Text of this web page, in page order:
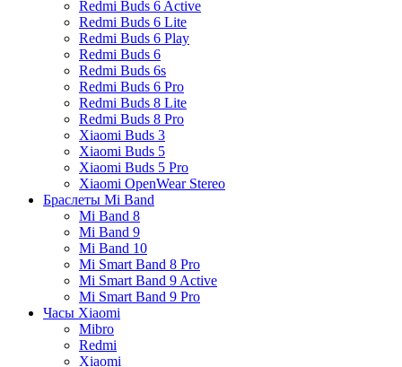
Redmi Buds 6 Active
Redmi Buds 6 Lite
Redmi Buds 6 Play
Redmi Buds 6
Redmi Buds 6s
Redmi Buds 6 Pro
Redmi Buds 8 Lite
Redmi Buds 8 Pro
Xiaomi Buds 3
Xiaomi Buds 5
Xiaomi Buds 5 Pro
Xiaomi OpenWear Stereo
Браслеты Mi Band
Mi Band 8
Mi Band 9
Mi Band 10
Mi Smart Band 8 Pro
Mi Smart Band 9 Active
Mi Smart Band 9 Pro
Часы Xiaomi
Mibro
Redmi
Xiaomi